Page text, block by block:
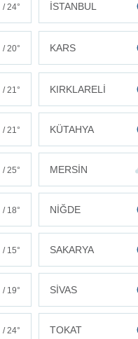
/ 24° İSTANBUL
/ 20° KARS
/ 21° KIRKLARELİ
/ 21° KÜTAHYA
/ 25° MERSİN
/ 18° NİĞDE
/ 15° SAKARYA
/ 19° SİVAS
/ 24° TOKAT